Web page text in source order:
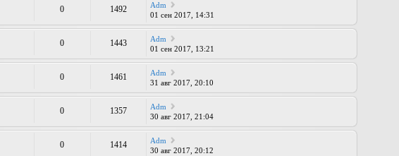
0 1492
Adm
01 сен 2017, 14:31
0 1443
Adm
01 сен 2017, 13:21
0 1461
Adm
31 авг 2017, 20:10
0 1357
Adm
30 авг 2017, 21:04
0 1414
Adm
30 авг 2017, 20:12